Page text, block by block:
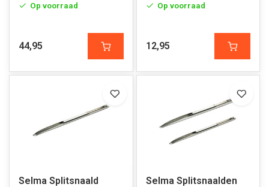
Op voorraad
44,95
Op voorraad
12,95
Selma Splitsnaald
Selma Splitsnaalden